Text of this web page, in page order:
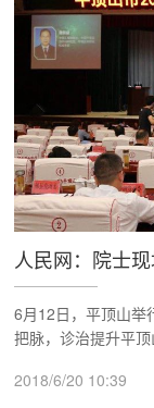
人民网：院士
6月12日，平顶山举
把脉，诊治提升平顶
2018/6/20 10:39